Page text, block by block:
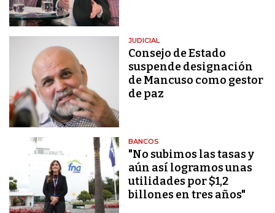
JUDICIAL
Consejo de Estado
suspende designación
de Mancuso como gestor
de paz
BANCOS
"No subimos las tasas y
aún así logramos unas
utilidades por $1,2
billones en tres años"